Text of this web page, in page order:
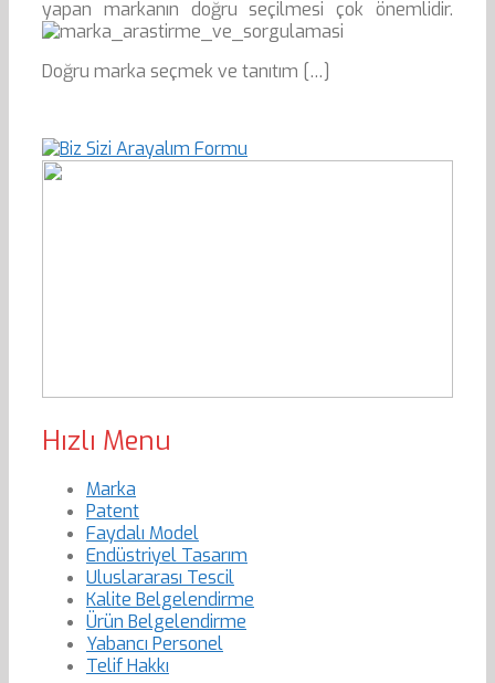
yapan markanın doğru seçilmesi çok önemlidir.
Doğru marka seçmek ve tanıtım […]
Hızlı Menu
Marka
Patent
Faydalı Model
Endüstriyel Tasarım
Uluslararası Tescil
Kalite Belgelendirme
Ürün Belgelendirme
Yabancı Personel
Telif Hakkı